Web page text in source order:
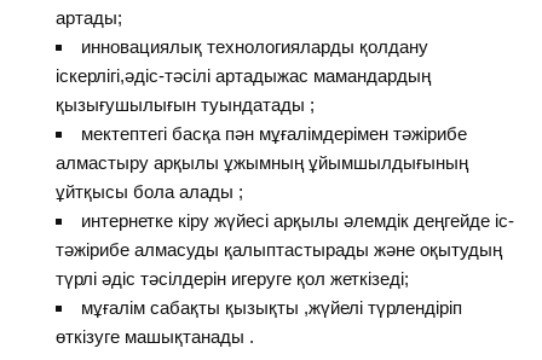
артады;
инновациялық технологияларды қолдану
іскерлігі,әдіс-тәсілі артадыжас мамандардың
қызығушылығын туындатады ;
мектептегі басқа пән мұғалімдерімен тәжірибе
алмастыру арқылы ұжымның ұйымшылдығының
ұйтқысы бола алады ;
интернетке кіру жүйесі арқылы әлемдік деңгейде іс-
тәжірибе алмасуды қалыптастырады және оқытудың
түрлі әдіс тәсілдерін игеруге қол жеткізеді;
мұғалім сабақты қызықты ,жүйелі түрлендіріп
өткізуге машықтанады .